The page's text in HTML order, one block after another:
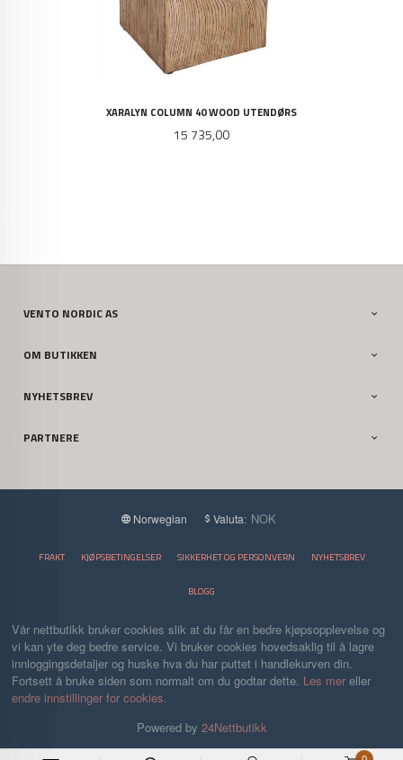
XARALYN COLUMN 40 WOOD UTENDØRS
Pris
15 735,00
VENTO NORDIC AS
OM BUTIKKEN
NYHETSBREV
PARTNERE
Norwegian Valuta: NOK
FRAKT KJØPSBETINGELSER SIKKERHET OG PERSONVERN NYHETSBREV
BLOGG
Vår nettbutikk bruker cookies slik at du får en bedre kjøpsopplevelse og
vi kan yte deg bedre service. Vi bruker cookies hovedsaklig til å lagre
innloggingsdetaljer og huske hva du har puttet i handlekurven din.
Fortsett å bruke siden som normalt om du godtar dette. Les mer eller
endre innstillinger for cookies.
Powered by 24Nettbutikk